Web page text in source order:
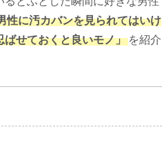
性に汚カバンを見られてはいけ
ばせておくと良いモノ」 を紹介